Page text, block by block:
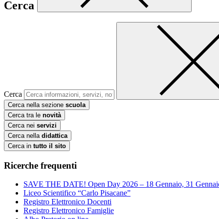
Cerca
Cerca
Cerca nella sezione scuola
Cerca tra le novità
Cerca nei servizi
Cerca nella didattica
Cerca in tutto il sito
Ricerche frequenti
SAVE THE DATE! Open Day 2026 – 18 Gennaio, 31
Liceo Scientifico “Carlo Pisacane”
Registro Elettronico Docenti
Registro Elettronico Famiglie